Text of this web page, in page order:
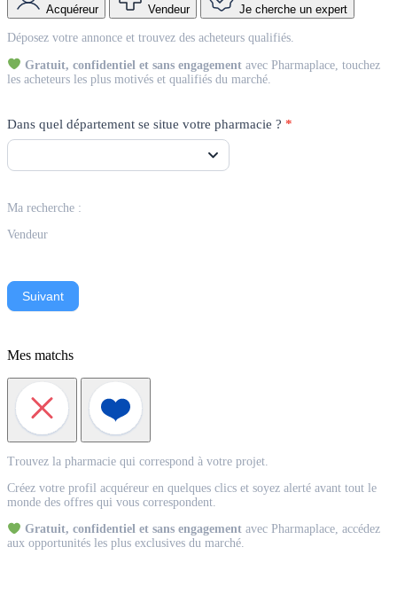
Acquéreur Vendeur Je cherche un expert
Vendeur
Déposez votre annonce et trouvez des acheteurs qualifiés.
Gratuit, confidentiel et sans engagement avec Pharmaplace, touchez
les acheteurs les plus motivés et qualifiés du marché.
Dans quel département se situe votre pharmacie ? *
Ma recherche :
Vendeur
Suivant
Mes matchs
Acquéreur
Trouvez la pharmacie qui correspond à votre projet.
Créez votre profil acquéreur en quelques clics et soyez alerté avant tout le
monde des offres qui vous correspondent.
Gratuit, confidentiel et sans engagementavec Pharmaplace, accédez
aux opportunités les plus exclusives du marché.